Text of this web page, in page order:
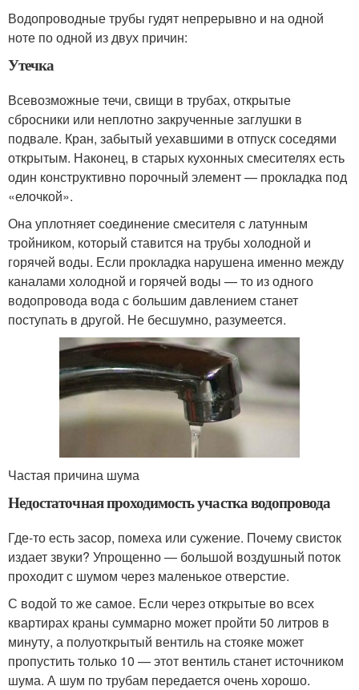
Водопроводные трубы гудят непрерывно и на одной
ноте по одной из двух причин:
Утечка
Всевозможные течи, свищи в трубах, открытые
сбросники или неплотно закрученные заглушки в
подвале. Кран, забытый уехавшими в отпуск соседями
открытым. Наконец, в старых кухонных смесителях есть
один конструктивно порочный элемент — прокладка под
«елочкой».
Она уплотняет соединение смесителя с латунным
тройником, который ставится на трубы холодной и
горячей воды. Если прокладка нарушена именно между
каналами холодной и горячей воды — то из одного
водопровода вода с большим давлением станет
поступать в другой. Не бесшумно, разумеется.
Частая причина шума
Недостаточная проходимость участка водопровода
Где-то есть засор, помеха или сужение. Почему свисток
издает звуки? Упрощенно — большой воздушный поток
проходит с шумом через маленькое отверстие.
С водой то же самое. Если через открытые во всех
квартирах краны суммарно может пройти 50 литров в
минуту, а полуоткрытый вентиль на стояке может
пропустить только 10 — этот вентиль станет источником
шума. А шум по трубам передается очень хорошо.